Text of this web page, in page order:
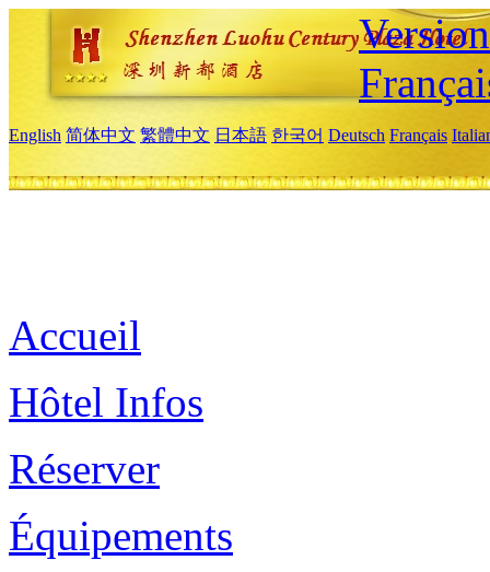
English 简体中文 繁體中文 日本語 한국어 Deutsch Français
Accueil
Hôtel Infos
Réserver
Équipements